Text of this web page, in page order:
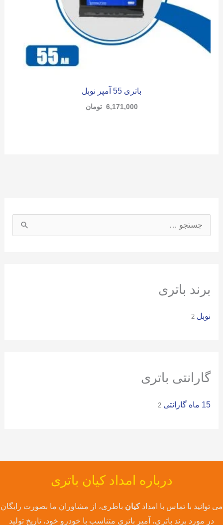
باتری 55 آمپر نوبل
6,171,000 تومان
س
ر
برند باتری
نوبل 2
گارانتی باتری
15 ماه گارانتی 2
درباره امداد کیان باتری
می توانید با تماس با امدادکیان باطری، از مشاوران ما بصورت رایگان
در مورد برند باتری، آمپر باتری متناسب با خودرو خود، تاریخ تولید